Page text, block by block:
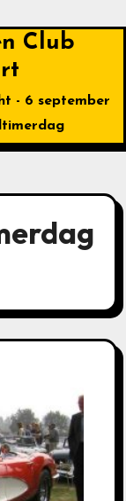
Club
- 6 september